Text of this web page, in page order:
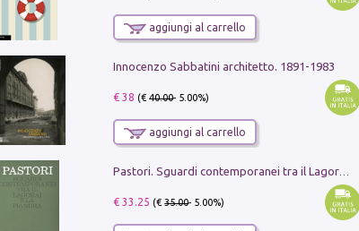
aggiungi al carrello
Innocenzo Sabbatini architetto. 1891-1983
€ 38 (€40.00- 5.00%)
aggiungi al carrello
€ 33.25 (€35.00- 5.00%)